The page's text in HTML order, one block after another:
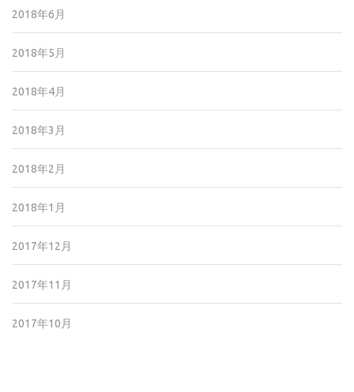
2018年6月
2018年5月
2018年4月
2018年3月
2018年2月
2018年1月
2017年12月
2017年11月
2017年10月